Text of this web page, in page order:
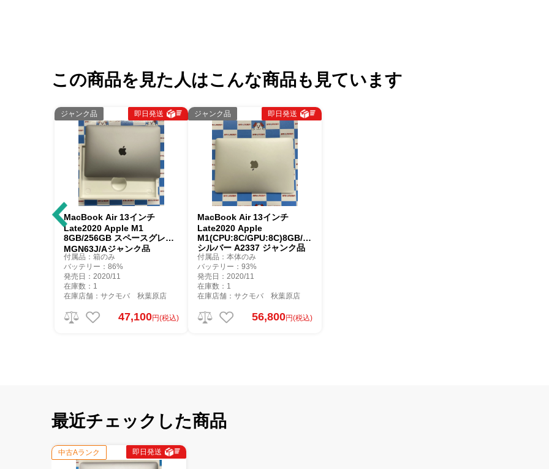
この商品を見た人はこんな商品も見ています
ジャンク品 即日発送
MacBook Air 13インチ
Late2020 Apple M1
8GB/256GB スペースグレイ
MGN63J/Aジャンク品
付属品：箱のみ
バッテリー：86%
発売日：2020/11
在庫数：1
在庫店舗：サクモバ 秋葉原店
47,100円(税込)
ジャンク品 即日発送
MacBook Air 13インチ
Late2020 Apple
M1(CPU:8C/GPU:8C)8GB/512GB
シルバー A2337 ジャンク品
付属品：本体のみ
バッテリー：93%
発売日：2020/11
在庫数：1
在庫店舗：サクモバ 秋葉原店
56,800円(税込)
最近チェックした商品
中古Aランク 即日発送